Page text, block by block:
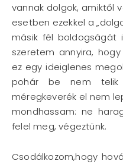
vannak dolgok, amiktől
esetben ezekkel a
másik fél boldogságát
szeretem annyira,
ez egy ideiglenes
pohár be nem
méregkeverék el nem
mondhassam: ne
felel meg, végeztünk.
Csodálkozom,hogy